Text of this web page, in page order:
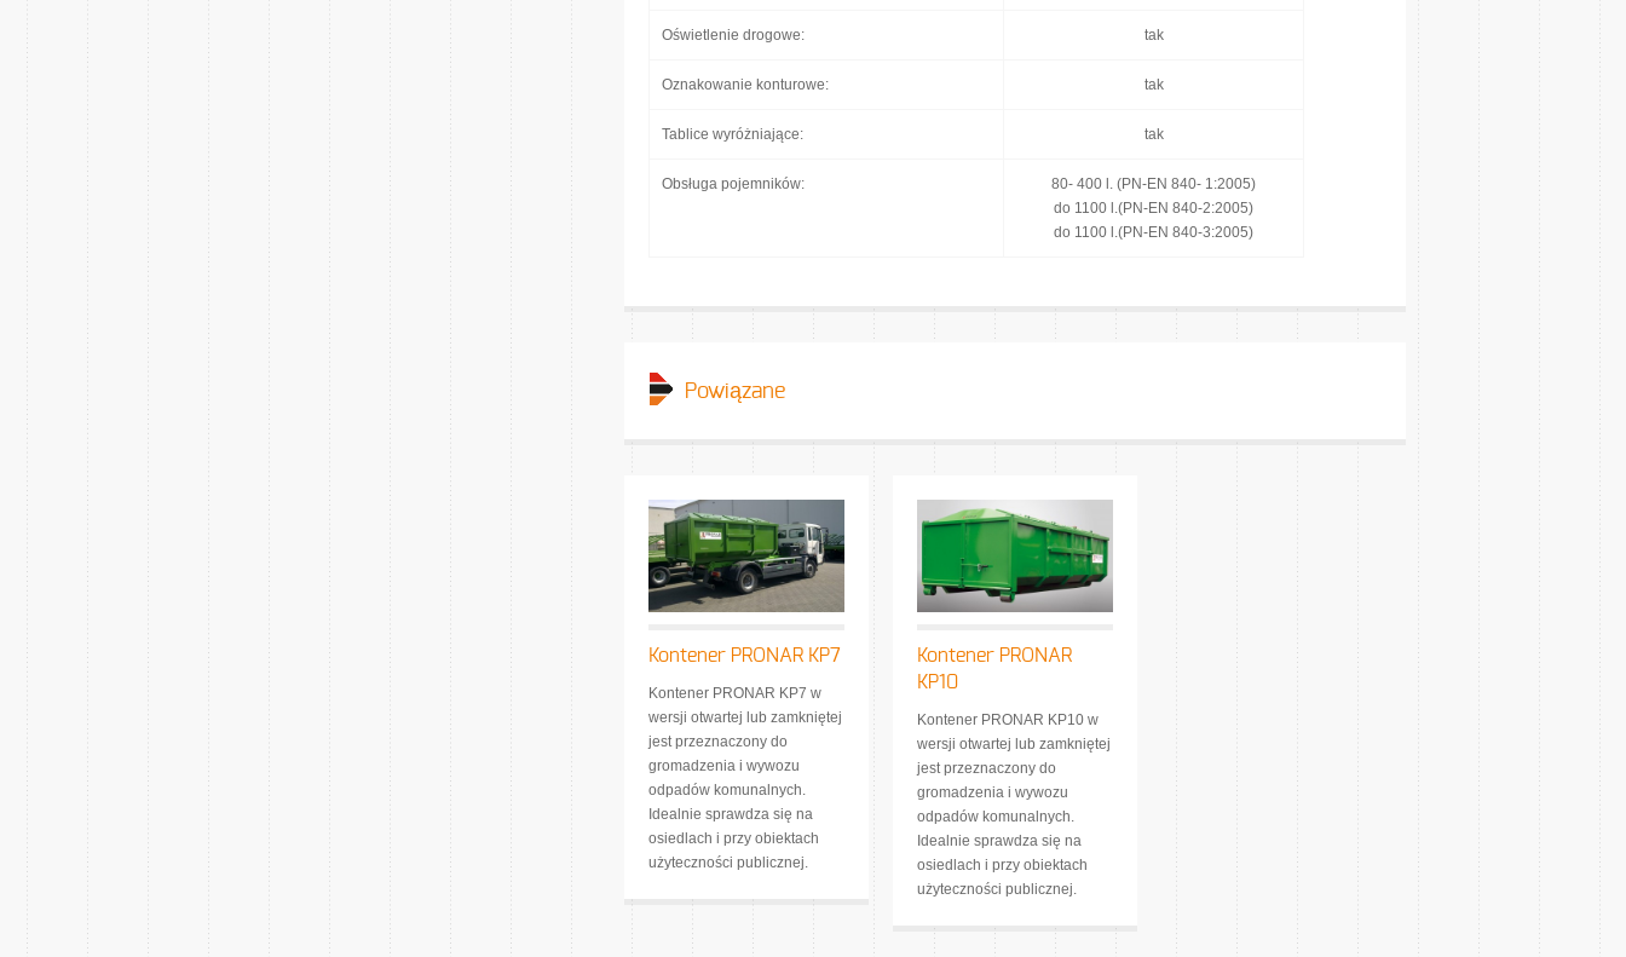
Oświetlenie drogowe: tak
Oznakowanie konturowe: tak
Tablice wyróżniające: tak
Obsługa pojemników:
80- 400 l. (PN-EN 840- 1:2005)
do 1100 l.(PN-EN 840-2:2005)
do 1100 l.(PN-EN 840-3:2005)
Powiązane
Kontener PRONAR KP7
Kontener PRONAR KP7 w
wersji otwartej lub zamkniętej
jest przeznaczony do
gromadzenia i wywozu
odpadów komunalnych.
Idealnie sprawdza się na
osiedlach i przy obiektach
użyteczności publicznej.
Kontener PRONAR
KP10
Kontener PRONAR KP10 w
wersji otwartej lub zamkniętej
jest przeznaczony do
gromadzenia i wywozu
odpadów komunalnych.
Idealnie sprawdza się na
osiedlach i przy obiektach
użyteczności publicznej.